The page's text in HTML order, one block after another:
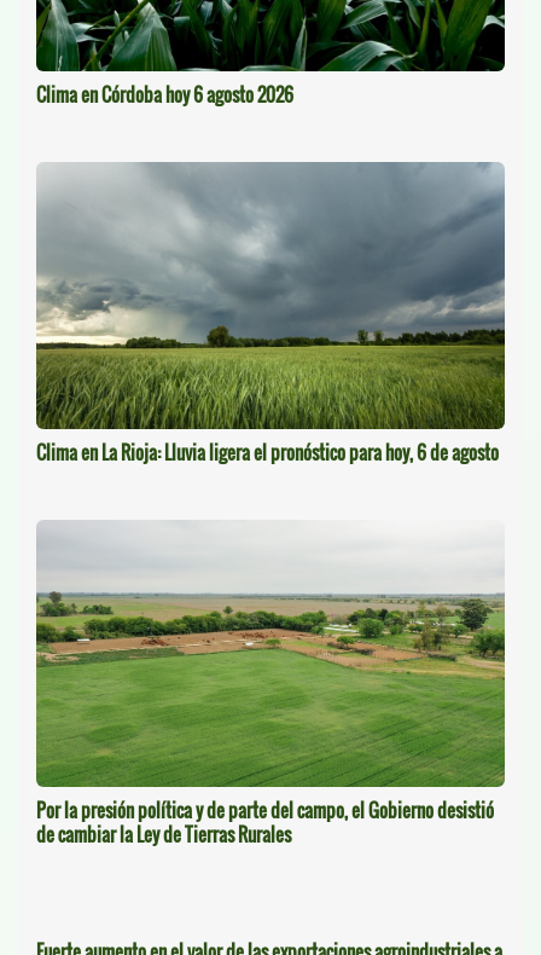
Clima en Córdoba hoy 6 agosto 2026
Clima en La Rioja: Lluvia ligera el pronóstico para hoy, 6 de agosto
Por la presión política y de parte del campo, el Gobierno desistió
de cambiar la Ley de Tierras Rurales